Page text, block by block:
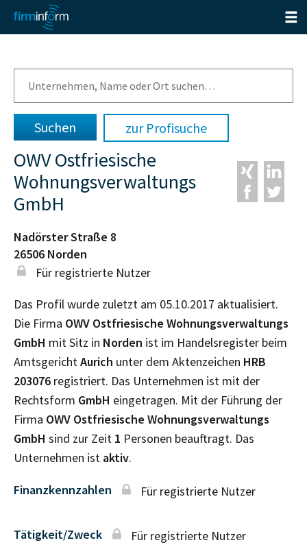
zur Profisuche
OWV Ostfriesische
Wohnungsverwaltungs
GmbH
Nadörster Straße 8
26506 Norden
Für registrierte Nutzer
Das Profil wurde zuletzt am 05.10.2017 aktualisiert.
Die Firma OWV Ostfriesische Wohnungsverwaltungs
GmbH mit Sitz in Norden ist im Handelsregister beim
AmtsgerichtAurich unter dem Aktenzeichen HRB
203076 registriert. Das Unternehmen ist mit der
Rechtsform GmbH eingetragen. Mit der Führung der
Firma OWV Ostfriesische Wohnungsverwaltungs
GmbH sind zur Zeit 1 Personen beauftragt. Das
Unternehmen ist aktiv.
Finanzkennzahlen Für registrierte Nutzer
Tätigkeit/Zweck Für registrierte Nutzer